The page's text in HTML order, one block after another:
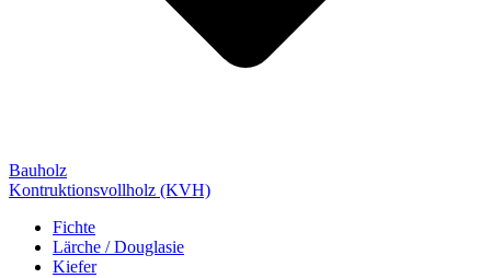
Bauholz
Kontruktionsvollholz (KVH)
Fichte
Lärche / Douglasie
Kiefer